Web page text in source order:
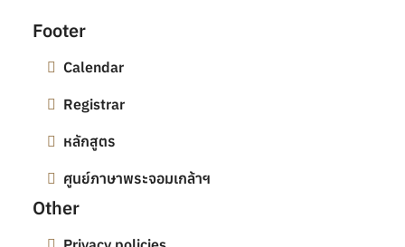
Footer
Calendar
Registrar
หลักสูตร
ศูนย์ภาษาพระจอมเกล้าฯ
Other